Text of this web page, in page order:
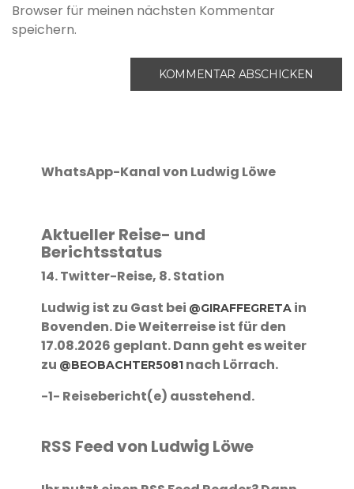
Browser für meinen nächsten Kommentar
speichern.
WhatsApp-Kanal von Ludwig Löwe
Aktueller Reise- und
Berichtsstatus
14. Twitter-Reise, 8. Station
Ludwig ist zu Gast bei @GIRAFFEGRETAin
Bovenden. Die Weiterreise ist für den
17.08.2026 geplant. Dann geht es weiter
zu @BEOBACHTER5081nach Lörrach.
-1- Reisebericht(e) ausstehend.
RSS Feed von Ludwig Löwe